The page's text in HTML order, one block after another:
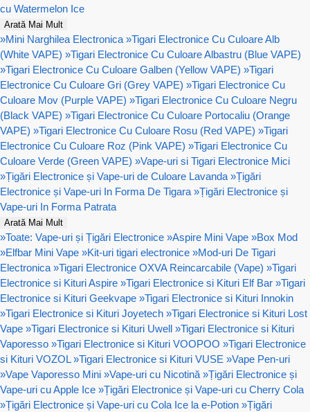
cu Watermelon Ice
Arată Mai Mult
»Mini Narghilea Electronica »Tigari Electronice Cu Culoare Alb
(White VAPE) »Tigari Electronice Cu Culoare Albastru (Blue VAPE)
»Tigari Electronice Cu Culoare Galben (Yellow VAPE) »Tigari
Electronice Cu Culoare Gri (Grey VAPE) »Tigari Electronice Cu
Culoare Mov (Purple VAPE) »Tigari Electronice Cu Culoare Negru
(Black VAPE) »Tigari Electronice Cu Culoare Portocaliu (Orange
VAPE) »Tigari Electronice Cu Culoare Rosu (Red VAPE) »Tigari
Electronice Cu Culoare Roz (Pink VAPE) »Tigari Electronice Cu
Culoare Verde (Green VAPE) »Vape-uri si Tigari Electronice Mici
»Țigări Electronice și Vape-uri de Culoare Lavanda »Țigări
Electronice și Vape-uri In Forma De Tigara »Țigări Electronice și
Vape-uri In Forma Patrata
Arată Mai Mult
»Toate: Vape-uri și Țigări Electronice »Aspire Mini Vape »Box Mod
»Elfbar Mini Vape »Kit-uri tigari electronice »Mod-uri De Tigari
Electronica »Tigari Electronice OXVA Reincarcabile (Vape) »Tigari
Electronice si Kituri Aspire »Tigari Electronice si Kituri Elf Bar »Tigari
Electronice si Kituri Geekvape »Tigari Electronice si Kituri Innokin
»Tigari Electronice si Kituri Joyetech »Tigari Electronice si Kituri Lost
Vape »Tigari Electronice si Kituri Uwell »Tigari Electronice si Kituri
Vaporesso »Tigari Electronice si Kituri VOOPOO »Tigari Electronice
si Kituri VOZOL »Tigari Electronice si Kituri VUSE »Vape Pen-uri
»Vape Vaporesso Mini »Vape-uri cu Nicotină »Țigări Electronice și
Vape-uri cu Apple Ice »Țigări Electronice și Vape-uri cu Cherry Cola
»Țigări Electronice și Vape-uri cu Cola Ice la e-Potion »Țigări